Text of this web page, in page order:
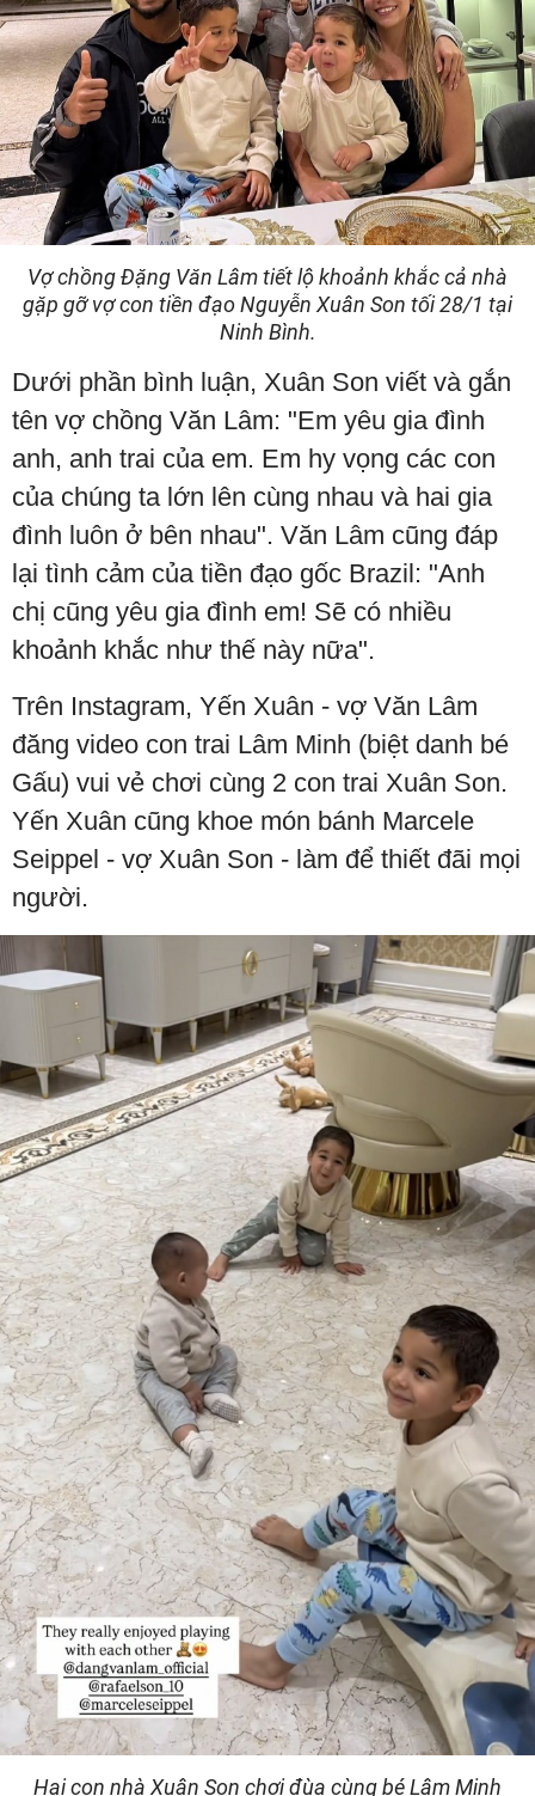
Vợ chồng Đặng Văn Lâm tiết lộ khoảnh khắc cả nhà
gặp gỡ vợ con tiền đạo Nguyễn Xuân Son tối 28/1 tại
Ninh Bình.
Dưới phần bình luận, Xuân Son viết và gắn
tên vợ chồng Văn Lâm: "Em yêu gia đình
anh, anh trai của em. Em hy vọng các con
của chúng ta lớn lên cùng nhau và hai gia
đình luôn ở bên nhau". Văn Lâm cũng đáp
lại tình cảm của tiền đạo gốc Brazil: "Anh
chị cũng yêu gia đình em! Sẽ có nhiều
khoảnh khắc như thế này nữa".
Trên Instagram, Yến Xuân - vợ Văn Lâm
đăng video con trai Lâm Minh (biệt danh bé
Gấu) vui vẻ chơi cùng 2 con trai Xuân Son.
Yến Xuân cũng khoe món bánh Marcele
Seippel - vợ Xuân Son - làm để thiết đãi mọi
người.
Hai con nhà Xuân Son chơi đùa cùng bé Lâm Minh